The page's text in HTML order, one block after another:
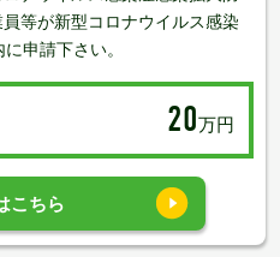
等が新型コロナウイルス感染
申請下さい。
20万円
こちら